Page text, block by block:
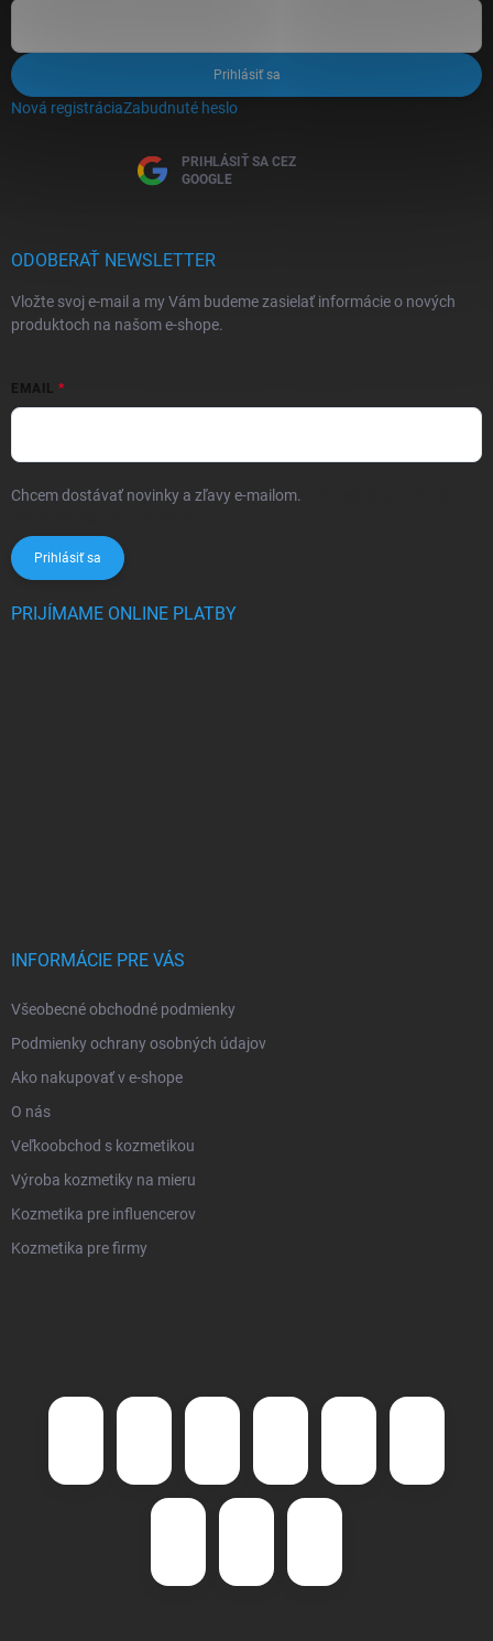
Prihlásiť sa
Nová registráciaZabudnuté heslo
PRIHLÁSIŤ SA CEZ
GOOGLE
ODOBERAŤ NEWSLETTER
Vložte svoj e-mail a my Vám budeme zasielať informácie o nových
produktoch na našom e-shope.
EMAIL
Chcem dostávať novinky a zľavy e-mailom.
Prihlásiť sa
PRIJÍMAME ONLINE PLATBY
INFORMÁCIE PRE VÁS
Všeobecné obchodné podmienky
Podmienky ochrany osobných údajov
Ako nakupovať v e-shope
O nás
Veľkoobchod s kozmetikou
Výroba kozmetiky na mieru
Kozmetika pre influencerov
Kozmetika pre firmy